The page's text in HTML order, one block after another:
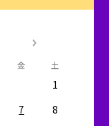
金 土
1
7
8